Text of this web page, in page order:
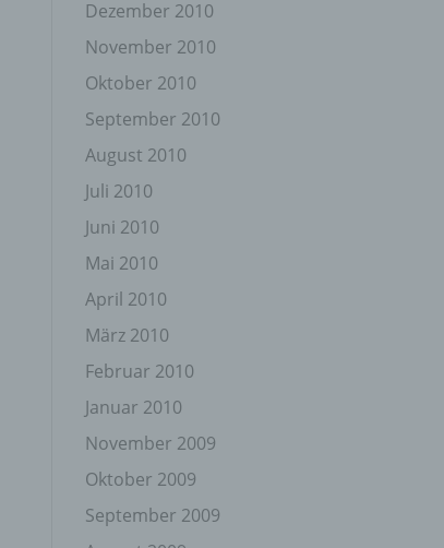
Dezember 2010
November 2010
Oktober 2010
September 2010
August 2010
Juli 2010
Juni 2010
Mai 2010
April 2010
März 2010
Februar 2010
Januar 2010
November 2009
Oktober 2009
September 2009